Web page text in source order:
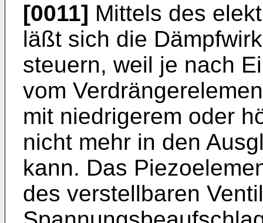
[0011] Mittels des
läßt sich die
steuern, weil je nach
vom
mit niedrigerem oder
nicht mehr in den
kann. Das
des verstellbaren